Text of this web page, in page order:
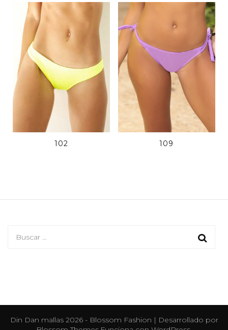
102 109
Buscar:
Din Dan mallas 2026 - Blossom Fashion | Desarrollado por